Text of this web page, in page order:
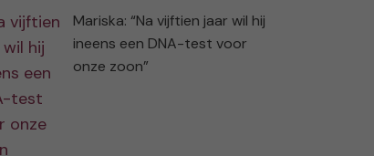
Mariska: “Na vijftien jaar wil hij
ineens een DNA-test voor
onze zoon”